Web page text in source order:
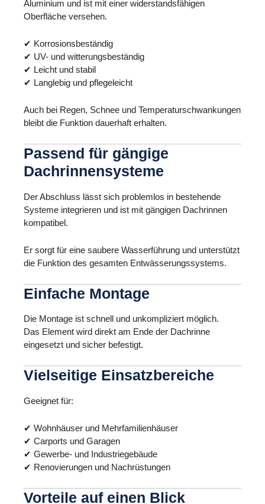
Aluminium und ist mit einer widerstandsfähigen
Oberfläche versehen.
✔ Korrosionsbeständig
✔ UV- und witterungsbeständig
✔ Leicht und stabil
✔ Langlebig und pflegeleicht
Auch bei Regen, Schnee und Temperaturschwankungen
bleibt die Funktion dauerhaft erhalten.
Passend für gängige
Dachrinnensysteme
Der Abschluss lässt sich problemlos in bestehende
Systeme integrieren und ist mit gängigen Dachrinnen
kompatibel.
Er sorgt für eine saubere Wasserführung und unterstützt
die Funktion des gesamten Entwässerungssystems.
Einfache Montage
Die Montage ist schnell und unkompliziert möglich.
Das Element wird direkt am Ende der Dachrinne
eingesetzt und sicher befestigt.
Vielseitige Einsatzbereiche
Geeignet für:
✔ Wohnhäuser und Mehrfamilienhäuser
✔ Carports und Garagen
✔ Gewerbe- und Industriegebäude
✔ Renovierungen und Nachrüstungen
Vorteile auf einen Blick